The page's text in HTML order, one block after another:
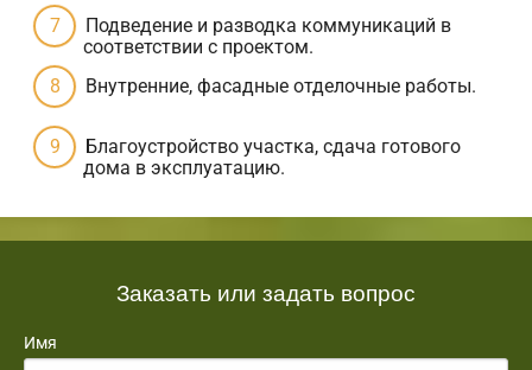
Подведение и разводка коммуникаций в
соответствии с проектом.
Внутренние, фасадные отделочные работы.
Благоустройство участка, сдача готового
дома в эксплуатацию.
Заказать или задать вопрос
Имя